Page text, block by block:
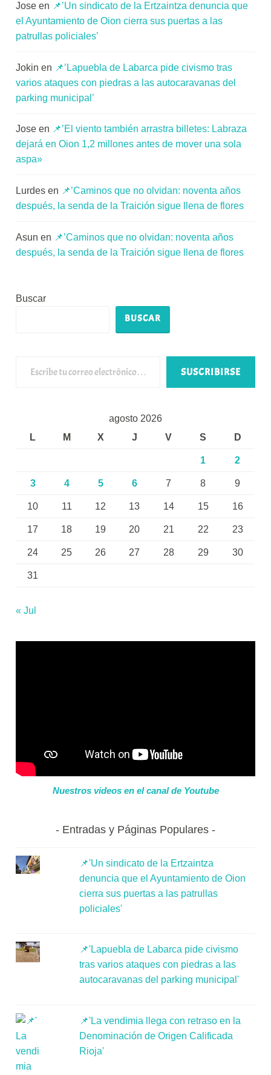
Jose en 📌’Un sindicato de la Ertzaintza denuncia que
el Ayuntamiento de Oion cierra sus puertas a las
patrullas policiales’
Jokin en 📌’Lapuebla de Labarca pide civismo tras
varios ataques con piedras a las autocaravanas del
parking municipal’
Jose en 📌’El viento también arrastra billetes: Labraza
dejará en Oion 1,2 millones antes de mover una sola
aspa»
Lurdes en 📌’Caminos que no olvidan: noventa años
después, la senda de la Traición sigue llena de flores
Asun en 📌’Caminos que no olvidan: noventa años
después, la senda de la Traición sigue llena de flores
Buscar
BUSCAR
SUSCRIBIRSE
agosto 2026
L
M X J V S D
1 2
3 4 5 6 7 8 9
10 11 12 13 14 15 16
17 18 19 20 21 22 23
24 25 26 27 28 29 30
31
« Jul
Nuestros videos en el canal de Youtube
Entradas y Páginas Populares
📌'Un sindicato de la Ertzaintza
denuncia que el Ayuntamiento de Oion
cierra sus puertas a las patrullas
policiales'
📌'Lapuebla de Labarca pide civismo
tras varios ataques con piedras a las
autocaravanas del parking municipal'
📌'La vendimia llega con retraso en la
Denominación de Origen Calificada
Rioja'